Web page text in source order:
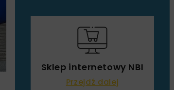
Sklep internetowy NBI
Przejdź dalej